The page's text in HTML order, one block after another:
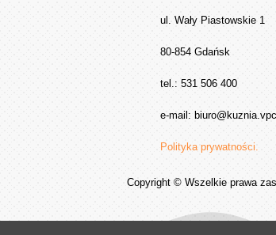
ul. Wały Piastowskie 1
80-854 Gdańsk
tel.: 531 506 400
e-mail:
Polityka prywatności.
Copyright © Wszelkie prawa